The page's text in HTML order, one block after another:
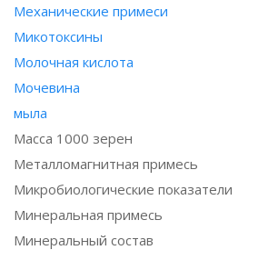
Механические примеси
Микотоксины
Молочная кислота
Мочевина
мыла
Масса 1000 зерен
Металломагнитная примесь
Микробиологические показатели
Минеральная примесь
Минеральный состав